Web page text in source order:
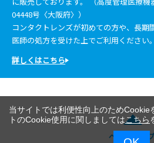
04448号〈大阪府〉）
コンタクトレンズが初めての方や、長期
医師の処方を受けた上でご利用ください。
詳しくはこちら
ページトップ
当サイトでは利便性向上のためCookie
トのCookie使用に関しましてはこちら